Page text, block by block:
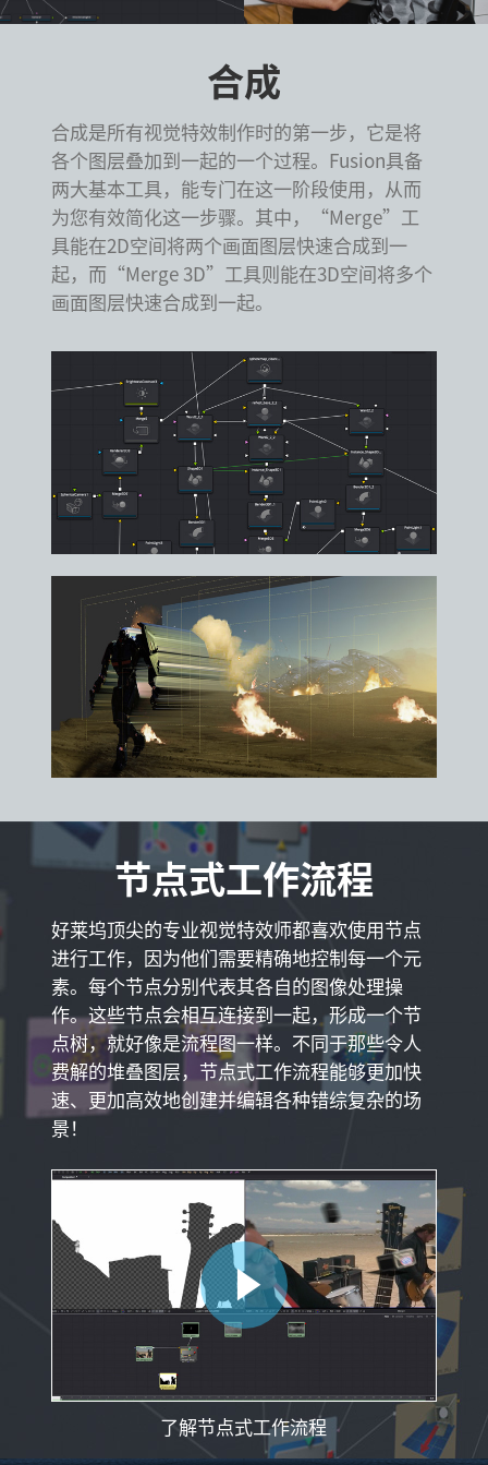
合成
合成是所有视觉特效制作时的第一步，它是将
各个图层叠加到一起的一个过程。Fusion具备
两大基本工具，能专门在这一阶段使用，从而
为您有效简化这一步骤。其中，“Merge”工
具能在2D空间将两个画面图层快速合成到一
起，而“Merge 3D”工具则能在3D空间将多个
画面图层快速合成到一起。
节点式工作流程
好莱坞顶尖的专业视觉特效师都喜欢使用节点
进行工作，因为他们需要精确地控制每一个元
素。每个节点分别代表其各自的图像处理操
作。这些节点会相互连接到一起，形成一个节
点树，就好像是流程图一样。不同于那些令人
费解的堆叠图层，节点式工作流程能够更加快
速、更加高效地创建并编辑各种错综复杂的场
景！
了解节点式工作流程